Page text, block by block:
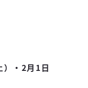
・2月1日